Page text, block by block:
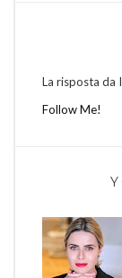
La risposta da
Follow Me!